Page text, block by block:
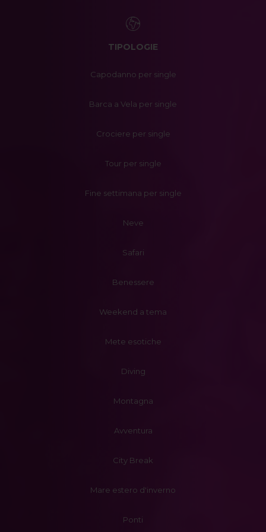
TIPOLOGIE
Capodanno per single
Barca a Vela per single
Crociere per single
Tour per single
Fine settimana per single
Neve
Safari
Benessere
Weekend a tema
Mete esotiche
Diving
Montagna
Avventura
City Break
Mare estero d'inverno
Ponti